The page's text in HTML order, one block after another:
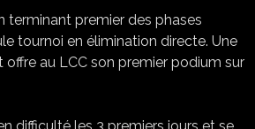
terminant premier des phases
tournoi en élimination directe. Une
au LCC son premier podium sur